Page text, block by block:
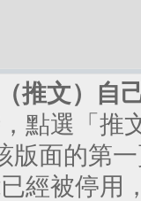
推文）自
點選「推
版面的第
經被停用